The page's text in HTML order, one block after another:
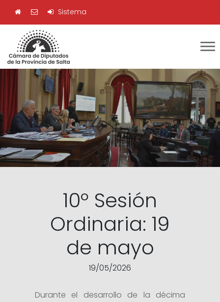
Sistema
10º Sesión
Ordinaria: 19
de mayo
19/05/2026
Durante el desarrollo de la décima